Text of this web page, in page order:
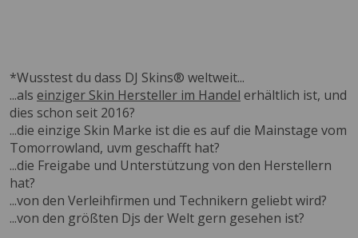
*Wusstest du dass DJ Skins® weltweit...
...als einziger Skin Hersteller im Handel erhältlich ist, und
dies schon seit 2016?
...die einzige Skin Marke ist die es auf die Mainstage vom
Tomorrowland, uvm geschafft hat?
...die Freigabe und Unterstützung von den Herstellern
hat?
...von den Verleihfirmen und Technikern geliebt wird?
...von den größten Djs der Welt gern gesehen ist?